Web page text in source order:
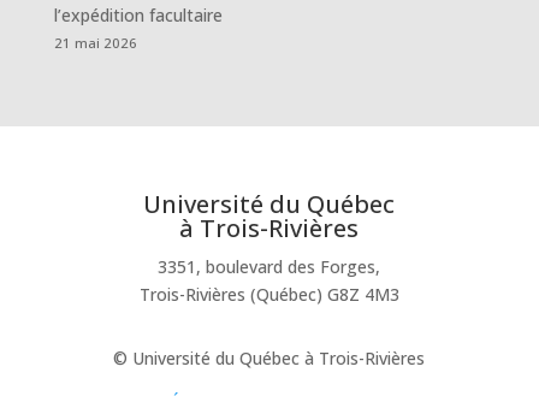
l’expédition facultaire
21 mai 2026
Université du Québec
à Trois-Rivières
3351, boulevard des Forges,
Trois-Rivières (Québec) G8Z 4M3
© Université du Québec à Trois-Rivières